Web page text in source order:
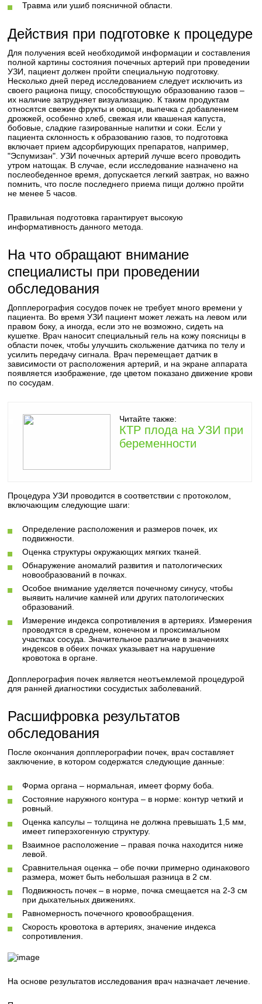
Травма или ушиб поясничной области.
Действия при подготовке к процедуре
Для получения всей необходимой информации и составления
полной картины состояния почечных артерий при проведении
УЗИ, пациент должен пройти специальную подготовку.
Несколько дней перед исследованием следует исключить из
своего рациона пищу, способствующую образованию газов –
их наличие затрудняет визуализацию. К таким продуктам
относятся свежие фрукты и овощи, выпечка с добавлением
дрожжей, особенно хлеб, свежая или квашеная капуста,
бобовые, сладкие газированные напитки и соки. Если у
пациента склонность к образованию газов, то подготовка
включает прием адсорбирующих препаратов, например,
"Эспумизан". УЗИ почечных артерий лучше всего проводить
утром натощак. В случае, если исследование назначено на
послеобеденное время, допускается легкий завтрак, но важно
помнить, что после последнего приема пищи должно пройти
не менее 5 часов.
Правильная подготовка гарантирует высокую
информативность данного метода.
На что обращают внимание
специалисты при проведении
обследования
Допплерография сосудов почек не требует много времени у
пациента. Во время УЗИ пациент может лежать на левом или
правом боку, а иногда, если это не возможно, сидеть на
кушетке. Врач наносит специальный гель на кожу поясницы в
области почек, чтобы улучшить скольжение датчика по телу и
усилить передачу сигнала. Врач перемещает датчик в
зависимости от расположения артерий, и на экране аппарата
появляется изображение, где цветом показано движение крови
по сосудам.
Читайте также:
КТР плода на УЗИ при
беременности
Процедура УЗИ проводится в соответствии с протоколом,
включающим следующие шаги:
Определение расположения и размеров почек, их
подвижности.
Оценка структуры окружающих мягких тканей.
Обнаружение аномалий развития и патологических
новообразований в почках.
Особое внимание уделяется почечному синусу, чтобы
выявить наличие камней или других патологических
образований.
Измерение индекса сопротивления в артериях. Измерения
проводятся в среднем, конечном и проксимальном
участках сосуда. Значительное различие в значениях
индексов в обеих почках указывает на нарушение
кровотока в органе.
Допплерография почек является неотъемлемой процедурой
для ранней диагностики сосудистых заболеваний.
Расшифровка результатов
обследования
После окончания допплерографии почек, врач составляет
заключение, в котором содержатся следующие данные:
Форма органа – нормальная, имеет форму боба.
Состояние наружного контура – в норме: контур четкий и
ровный.
Оценка капсулы – толщина не должна превышать 1,5 мм,
имеет гиперэхогенную структуру.
Взаимное расположение – правая почка находится ниже
левой.
Сравнительная оценка – обе почки примерно одинакового
размера, может быть небольшая разница в 2 см.
Подвижность почек – в норме, почка смещается на 2-3 см
при дыхательных движениях.
Равномерность почечного кровообращения.
Скорость кровотока в артериях, значение индекса
сопротивления.
На основе результатов исследования врач назначает лечение.